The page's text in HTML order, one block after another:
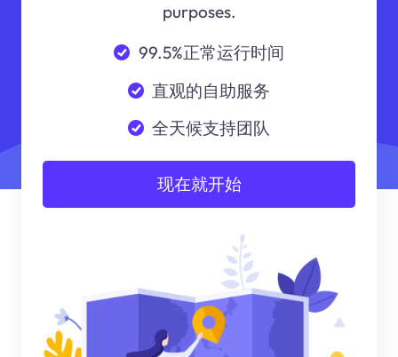
purposes.
99.5%正常运行时间
直观的自助服务
全天候支持团队
现在就开始